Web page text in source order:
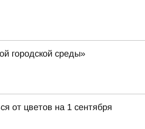
городской среды»
от цветов на 1 сентября